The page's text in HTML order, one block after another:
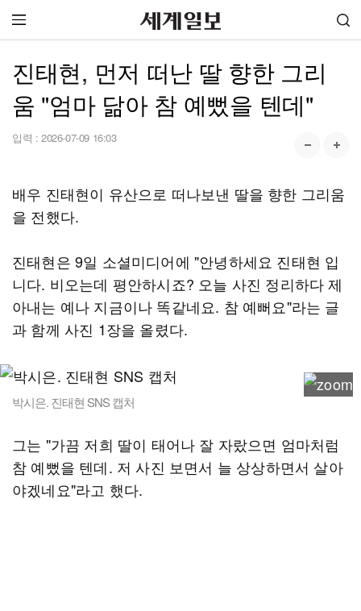
진태현, 먼저 떠난 딸 향한 그리
움 "엄마 닮아 참 예뻤을 텐데"
입력 : 2026-07-09 16:03
배우 진태현이 유산으로 떠나보낸 딸을 향한 그리움
을 전했다.
진태현은 9일 소셜미디어에 "안녕하세요 진태현 입
니다. 비오는데 평안하시죠? 오늘 사진 정리하다 제
아내는 예나 지금이나 똑같네요. 참 예뻐요"라는 글
과 함께 사진 1장을 올렸다.
박시은. 진태현 SNS 캡처
그는 "가끔 저희 딸이 태어나 잘 자랐으면 엄마처럼
참 예뻤을 텐데. 저 사진 보면서 늘 상상하면서 살아
야겠네요"라고 했다.